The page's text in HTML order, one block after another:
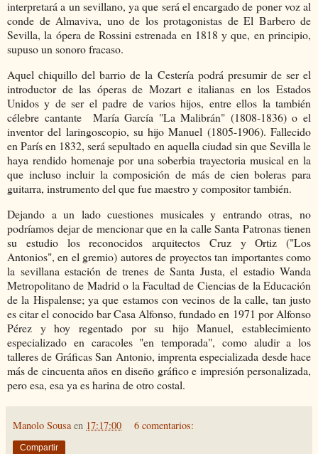
interpretará a un sevillano, ya que será el encargado de poner voz al
conde de Almaviva, uno de los protagonistas de El Barbero de
Sevilla, la ópera de Rossini estrenada en 1818 y que, en principio,
supuso un sonoro fracaso.
Aquel chiquillo del barrio de la Cestería podrá presumir de ser el
introductor de las óperas de Mozart e italianas en los Estados
Unidos y de ser el padre de varios hijos, entre ellos la también
célebre cantante María García "La Malibrán" (1808-1836) o el
inventor del laringoscopio, su hijo Manuel (1805-1906). Fallecido
en París en 1832, será sepultado en aquella ciudad sin que Sevilla le
haya rendido homenaje por una soberbia trayectoria musical en la
que incluso incluir la composición de más de cien boleras para
guitarra, instrumento del que fue maestro y compositor también.
Dejando a un lado cuestiones musicales y entrando otras, no
podríamos dejar de mencionar que en la calle Santa Patronas tienen
su estudio los reconocidos arquitectos Cruz y Ortiz ("Los
Antonios", en el gremio) autores de proyectos tan importantes como
la sevillana estación de trenes de Santa Justa, el estadio Wanda
Metropolitano de Madrid o la Facultad de Ciencias de la Educación
de la Hispalense; ya que estamos con vecinos de la calle, tan justo
es citar el conocido bar Casa Alfonso, fundado en 1971 por Alfonso
Pérez y hoy regentado por su hijo Manuel, establecimiento
especializado en caracoles "en temporada", como aludir a los
talleres de Gráficas San Antonio, imprenta especializada desde hace
más de cincuenta años en diseño gráfico e impresión personalizada,
pero esa, esa ya es harina de otro costal.
Manolo Sousa en 17:17:00 6 comentarios:
Compartir